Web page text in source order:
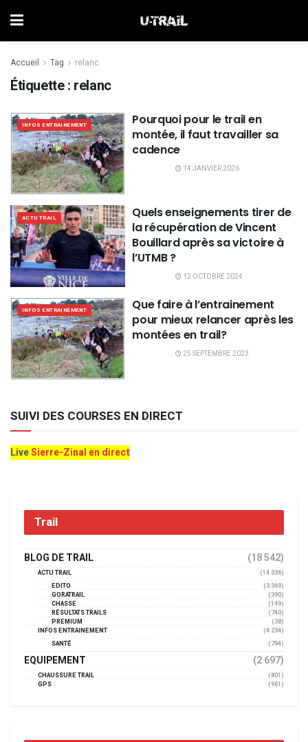
Accueil Tag relanc
Étiquette : relanc
INFOS ENTRAINEMENT
Pourquoi pour le trail en
montée, il faut travailler sa
cadence
14 JANVIER 2026
ACTU TRAIL
Quels enseignements tirer de
la récupération de Vincent
Bouillard après sa victoire à
l’UTMB ?
12 OCTOBRE 2024
INFOS ENTRAINEMENT
Que faire à l’entrainement
pour mieux relancer après les
montées en trail?
25 SEPTEMBRE 2023
SUIVI DES COURSES EN DIRECT
LiveSierre-Zinal en direct
Trail
BLOG DE TRAIL (18 542)
ACTU TRAIL
(14 336)
EDITO
(3 369)
GORATRAIL
(390)
CHASSE
(149)
RÉSULTATS TRAILS
(740)
PREMIUM
(38)
INFOS ENTRAINEMENT
(4 234)
SANTÉ
(794)
EQUIPEMENT (2 697)
CHAUSSURE TRAIL
(801)
GPS
(961)